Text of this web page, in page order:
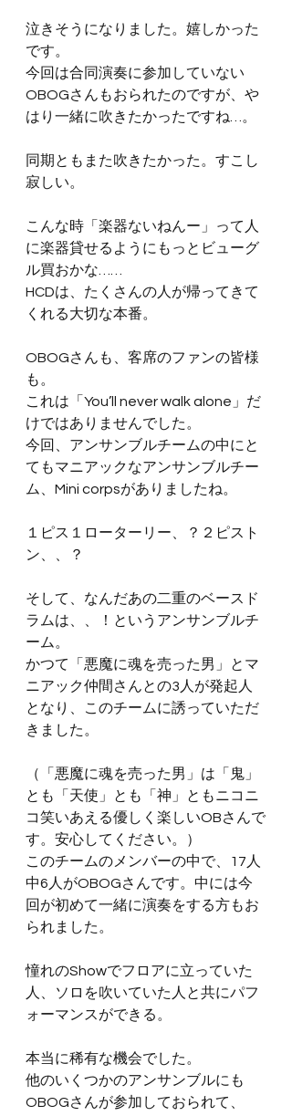
泣きそうになりました。嬉しかった
です。
今回は合同演奏に参加していない
OBOGさんもおられたのですが、や
はり一緒に吹きたかったですね…。
同期ともまた吹きたかった。すこし
寂しい。
こんな時「楽器ないねんー」って人
に楽器貸せるようにもっとビューグ
ル買おかな……
HCDは、たくさんの人が帰ってきて
くれる大切な本番。
OBOGさんも、客席のファンの皆様
も。
これは「You’ll never walk alone」だ
けではありませんでした。
今回、アンサンブルチームの中にと
てもマニアックなアンサンブルチー
ム、Mini corpsがありましたね。
１ピス１ローターリー、？２ピスト
ン、、？
そして、なんだあの二重のベースド
ラムは、、！というアンサンブルチ
ーム。
かつて「悪魔に魂を売った男」とマ
ニアック仲間さんとの3人が発起人
となり、このチームに誘っていただ
きました。
（「悪魔に魂を売った男」は「鬼」
とも「天使」とも「神」ともニコニ
コ笑いあえる優しく楽しいOBさんで
す。安心してください。）
このチームのメンバーの中で、17人
中6人がOBOGさんです。中には今
回が初めて一緒に演奏をする方もお
られました。
憧れのShowでフロアに立っていた
人、ソロを吹いていた人と共にパフ
ォーマンスができる。
本当に稀有な機会でした。
他のいくつかのアンサンブルにも
OBOGさんが参加しておられて、